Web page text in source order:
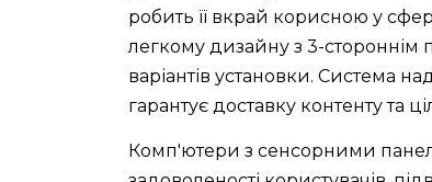
робить її вкрай корисною у
легкому дизайну з 3-стороннім
варіантів установки. Система
гарантує доставку контенту та
Комп'ютери з сенсорними